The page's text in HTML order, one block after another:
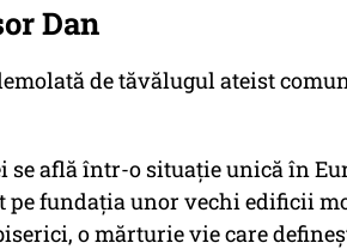
Dan
de tăvălugul ateist
află într-o situaţie unică în
fundaţia unor vechi edificii
o mărturie vie care